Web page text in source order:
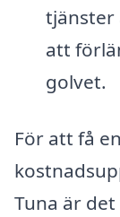
tjänster
att
golvet.
För att få
Tuna är